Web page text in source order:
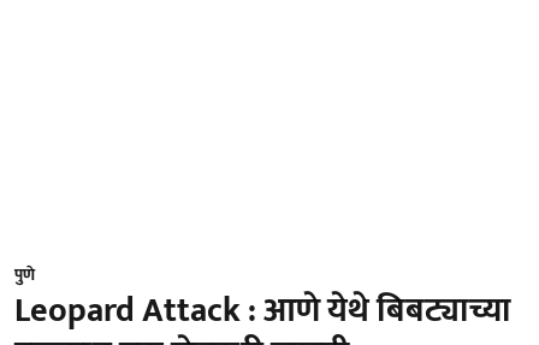
पुणे
Leopard Attack : आणे येथे बिबट्याच्या